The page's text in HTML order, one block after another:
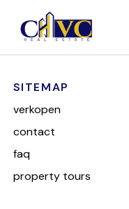
Deze
SITEMAP
verkopen
contact
faq
property tours